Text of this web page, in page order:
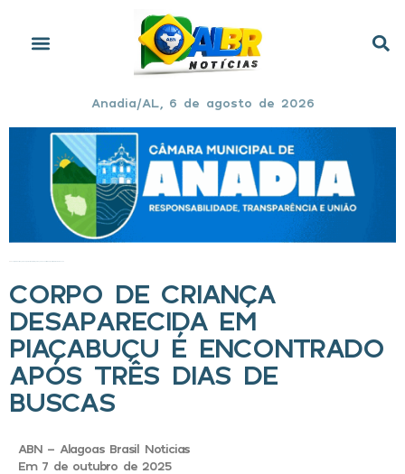
Anadia/AL, 6 de agosto de 2026
CORPO DE CRIANÇA
DESAPARECIDA EM
PIAÇABUÇU É ENCONTRADO
APÓS TRÊS DIAS DE
BUSCAS
ABN - Alagoas Brasil Noticias
Em 7 de outubro de 2025